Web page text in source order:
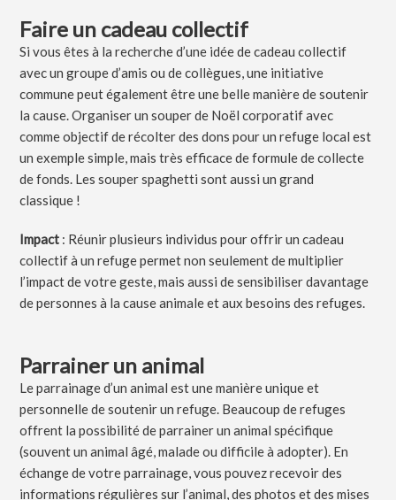
Faire un cadeau collectif
Si vous êtes à la recherche d’une idée de cadeau collectif
avec un groupe d’amis ou de collègues, une initiative
commune peut également être une belle manière de soutenir
la cause. Organiser un souper de Noël corporatif avec
comme objectif de récolter des dons pour un refuge local est
un exemple simple, mais très efficace de formule de collecte
de fonds. Les souper spaghetti sont aussi un grand
classique !
Impact : Réunir plusieurs individus pour offrir un cadeau
collectif à un refuge permet non seulement de multiplier
l’impact de votre geste, mais aussi de sensibiliser davantage
de personnes à la cause animale et aux besoins des refuges.
Parrainer un animal
Le parrainage d’un animal est une manière unique et
personnelle de soutenir un refuge. Beaucoup de refuges
offrent la possibilité de parrainer un animal spécifique
(souvent un animal âgé, malade ou difficile à adopter). En
échange de votre parrainage, vous pouvez recevoir des
informations régulières sur l’animal, des photos et des mises